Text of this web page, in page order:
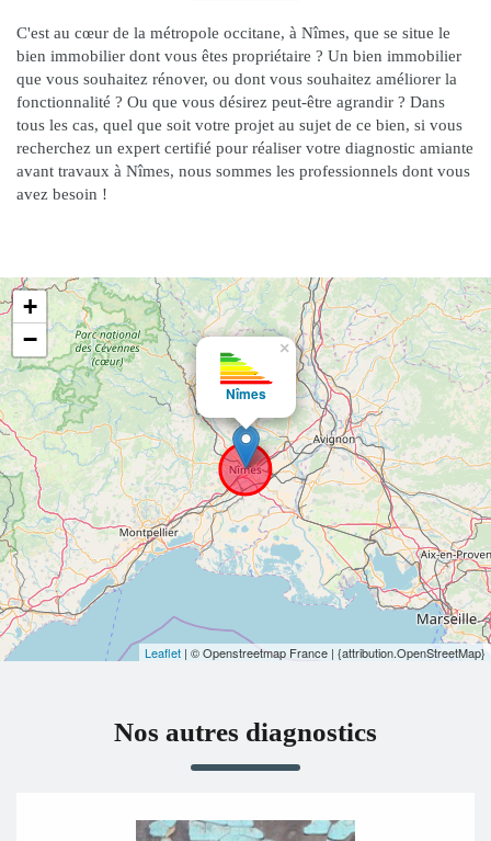
C'est au cœur de la métropole occitane, à Nîmes, que se situe le
bien immobilier dont vous êtes propriétaire ? Un bien immobilier
que vous souhaitez rénover, ou dont vous souhaitez améliorer la
fonctionnalité ? Ou que vous désirez peut-être agrandir ? Dans
tous les cas, quel que soit votre projet au sujet de ce bien, si vous
recherchez un expert certifié pour réaliser votre diagnostic amiante
avant travaux à Nîmes, nous sommes les professionnels dont vous
avez besoin !
Nîmes
×
+
−
Leaflet | © Openstreetmap France | {attribution.OpenStreetMap}
Nos autres diagnostics